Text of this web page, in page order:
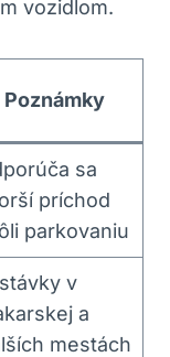
vozidlom.
Poznámky
sa
príchod
parkovaniu
v
a
mestách